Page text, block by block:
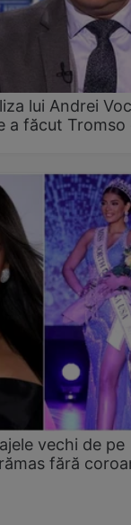
lui Andrei
a făcut Tromso
vechi de pe
fără